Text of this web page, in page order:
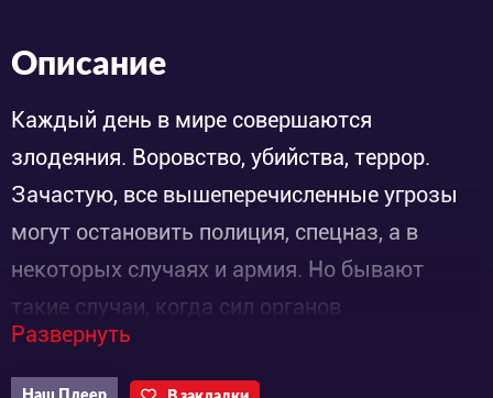
Описание
Каждый день в мире совершаются
злодеяния. Воровство, убийства, террор.
Зачастую, все вышеперечисленные угрозы
могут остановить полиция, спецназ, а в
некоторых случаях и армия. Но бывают
такие случаи, когда сил органов
правопорядка не хватает, чтобы поймать
преступника, и он продолжает
Развернуть